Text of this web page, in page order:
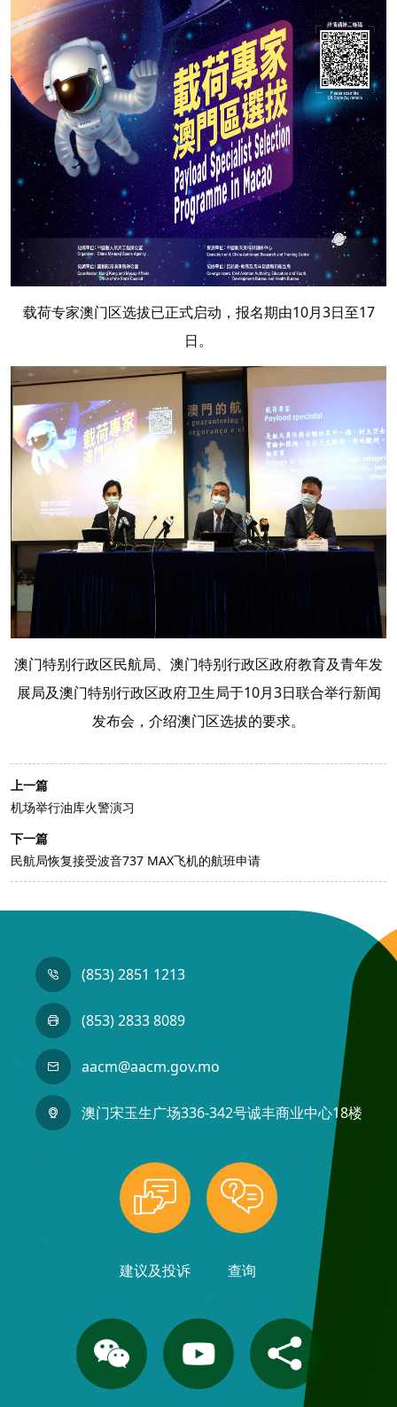
载荷专家澳门区选拔已正式启动，报名期由10月3日至17
日。
澳门特别行政区民航局、澳门特别行政区政府教育及青年发
展局及澳门特别行政区政府卫生局于10月3日联合举行新闻
发布会，介绍澳门区选拔的要求。
上一篇
机场举行油库火警演习
下一篇
民航局恢复接受波音737 MAX飞机的航班申请
(853) 2851 1213
(853) 2833 8089
aacm@aacm.gov.mo
澳门宋玉生广场336-342号诚丰商业中心18楼
建议及投诉 查询